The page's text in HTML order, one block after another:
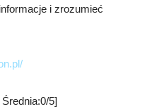
i zrozumieć
5]